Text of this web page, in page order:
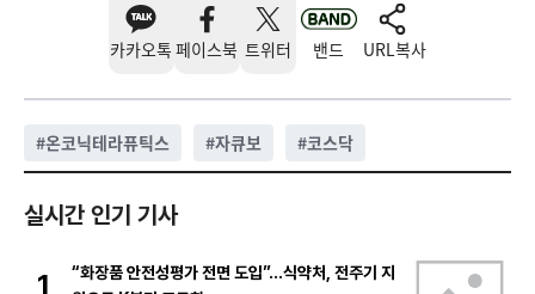
카카오톡 페이스북 트위터 밴드 URL복사
#온코닉테라퓨틱스 #자큐보 #코스닥
실시간 인기 기사
1
“화장품 안전성평가 전면 도입”…식약처, 전주기 지